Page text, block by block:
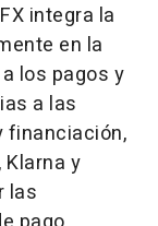
integra la
en la
los pagos y
a las
financiación,
y
las